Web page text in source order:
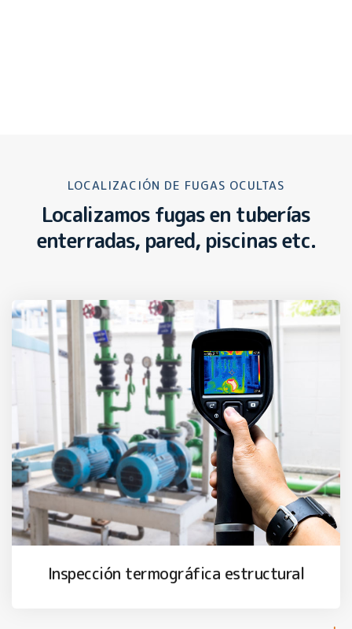
LOCALIZACIÓN DE FUGAS OCULTAS
Localizamos fugas en tuberías
enterradas, pared, piscinas etc.
Inspección termográfica estructural